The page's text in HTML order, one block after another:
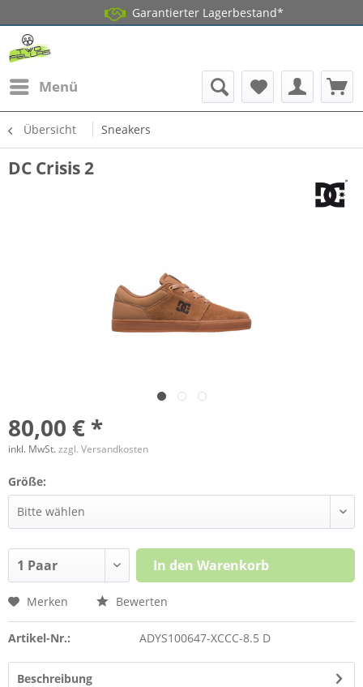
Garantierter Lagerbestand*
Menü
Übersicht Sneakers
DC Crisis 2
80,00 € *
inkl. MwSt.zzgl. Versandkosten
Größe:
In den Warenkorb
Merken Bewerten
Artikel-Nr.: ADYS100647-XCCC-8.5 D
Beschreibung